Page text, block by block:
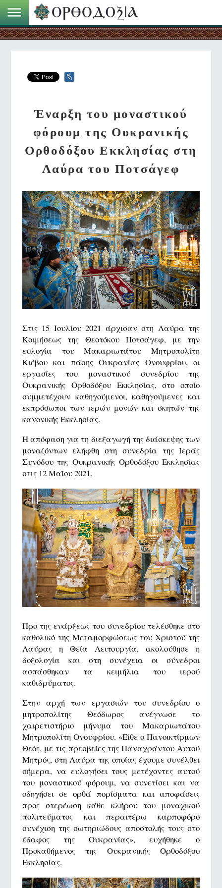
Έναρξη του μοναστικού
φόρουμ της Ουκρανικής
Ορθοδόξου Εκκλησίας στη
Λαύρα του Ποτσάγεφ
Στις 15 Ιουλίου 2021 άρχισαν στη Λαύρα της
Κοιμήσεως της Θεοτόκου Ποτσάγεφ, με την
ευλογία του Μακαριωτάτου Μητροπολίτη
Κιέβου και πάσης Ουκρανίας Ονουφρίου, οι
εργασίες του μοναστικού συνεδρίου της
Ουκρανικής Ορθοδόξου Εκκλησίας, στο οποίο
συμμετέχουν καθηγούμενοι, καθηγούμενες και
εκπρόσωποι των ιερών μονών και σκητών της
κανονικής Εκκλησίας.
Η απόφαση για τη διεξαγωγή της διάσκεψης των
μοναζόντων ελήφθη στη συνεδρία της Ιεράς
Συνόδου της Ουκρανικής Ορθοδόξου Εκκλησίας
στις 12 Μαΐου 2021.
Προ της ενάρξεως του συνεδρίου τελέσθηκε στο
καθολικό της Μεταμορφώσεως του Χριστού της
Λαύρας η Θεία Λειτουργία, ακολούθησε η
δοξολογία και στη συνέχεια οι σύνεδροι
ασπάσθηκαν τα κειμήλια του ιερού
καθιδρύματος.
Στην αρχή των εργασιών του συνεδρίου ο
μητροπολίτης Θεόδωρος ανέγνωσε το
χαιρετιστήριο μήνυμα του Μακαριωτάτου
Μητροπολίτη Ονουφρίου. «Είθε ο Πανοικτίρμων
Θεός, με τις πρεσβείες της Παναχράντου Αυτού
Μητρός, στη Λαύρα της οποίας έχουμε συνέλθει
σήμερα, να ευλογήσει τους μετέχοντες αυτού
του μοναστικού φόρουμ, να συνετίσει και να
οδηγήσει σε ορθά πορίσματα και αποφάσεις
προς στερέωση κάθε κλήρου του μοναχικού
πολιτεύματος και περαιτέρω καρποφόρο
συνέχιση της σωτηριώδους αποστολής τους στο
έδαφος της Ουκρανίας», ευχήθηκε ο
Προκαθήμενος της Ουκρανικής Ορθοδόξου
Εκκλησίας.